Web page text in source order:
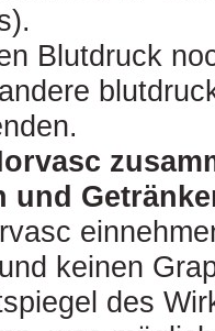
Blutdruck
und
keinen
des